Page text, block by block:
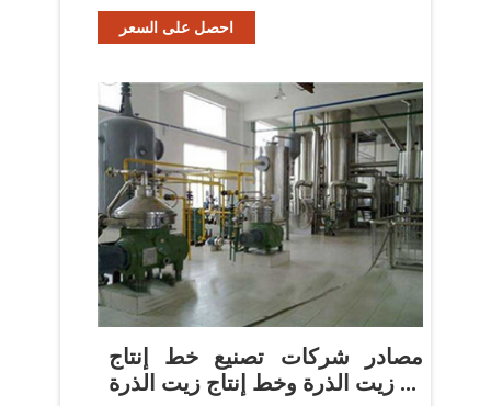
...
احصل على السعر
مصادر شركات تصنيع خط إنتاج
زيت الذرة وخط إنتاج زيت الذرة ...